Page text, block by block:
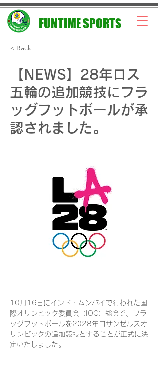
FUNTIME SPORTS
< Back
【NEWS】28年ロス
五輪の追加競技にフラ
ッグフットボールが承
認されました。
10月16日にインド・ムンバイで行われた国
際オリンピック委員会（IOC）総会で、フラ
ッグフットボールを2028年ロサンゼルスオ
リンピックの追加競技とすることが正式に決
定いたしました。